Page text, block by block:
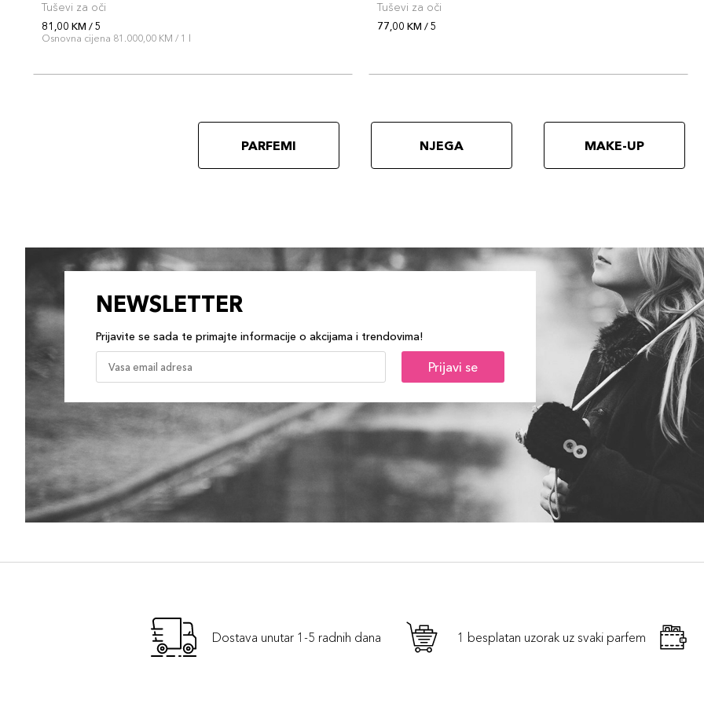
Tuševi za oči
81,00 KM / 5
Osnovna cijena 81.000,00 KM / 1 l
Tuševi za oči
77,00 KM / 5
PARFEMI NJEGA MAKE-UP
NEWSLETTER
Prijavite se sada te primajte informacije o akcijama i trendovima!
Prijavi se
Dostava unutar 1-5 radnih dana 1 besplatan uzorak uz svaki parfem